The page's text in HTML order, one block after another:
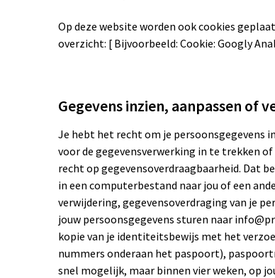
Op deze website worden ook cookies
overzicht: [ Bijvoorbeeld: Cookie: Googly
Gegevens inzien, aanpassen of
Je hebt het recht om je persoonsgegevens
voor de gegevensverwerking in te trekken
recht op gegevensoverdraagbaarheid. Dat
in een computerbestand naar jou of een
verwijdering, gegevensoverdraging van je
jouw persoonsgegevens sturen naar
kopie van je identiteitsbewijs met het
nummers onderaan het paspoort),
snel mogelijk, maar binnen vier weken, op